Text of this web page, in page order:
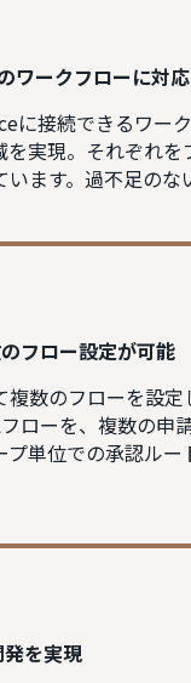
ークフローに対応
に接続できるワー
を実現。それぞれ
ます。過不足の
フロー設定が可能
複数のフローを設
ローを、複数の申
単位での承認ル
を実現